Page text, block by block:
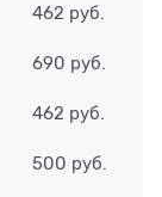
462 руб.
690 руб.
462 руб.
500 руб.